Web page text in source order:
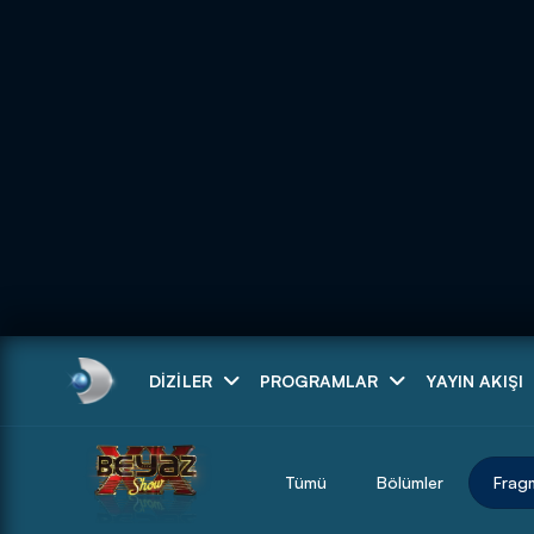
DIZILER PROGRAMLAR YAYIN AKIŞI
ARAMA
Tümü Bölümler